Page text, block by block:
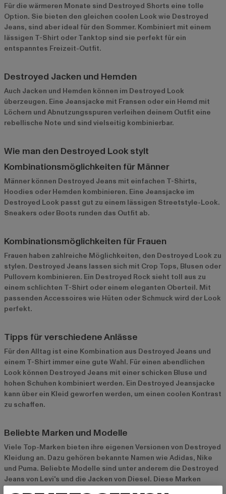
Für die wärmeren Monate sind Destroyed Shorts eine tolle
Option. Sie bieten den gleichen coolen Look wie Destroyed
Jeans, sind aber ideal für den Sommer. Kombiniert mit einem
lässigen T-Shirt oder Tanktop sind sie perfekt für ein
entspanntes Freizeit-Outfit.
Destroyed Jacken und Hemden
Auch Jacken und Hemden können im Destroyed Look
überzeugen. Eine Jeansjacke mit Fransen oder ein Hemd mit
Löchern und Abnutzungsspuren verleihen deinem Outfit eine
rebellische Note und sind vielseitig kombinierbar.
Wie man den Destroyed Look stylt
Kombinationsmöglichkeiten für Männer
Männer können Destroyed Jeans mit einfachen T-Shirts,
Hoodies oder Hemden kombinieren. Eine Jeansjacke im
Destroyed Look passt gut zu einem lässigen Streetstyle-Look.
Sneakers oder Boots runden das Outfit ab.
Kombinationsmöglichkeiten für Frauen
Frauen haben zahlreiche Möglichkeiten, den Destroyed Look zu
stylen. Destroyed Jeans lassen sich mit Crop Tops, Blusen oder
Pullovern kombinieren. Ein Destroyed Rock sieht toll aus zu
einem schlichten T-Shirt oder einem eleganten Oberteil. Mit
passenden Accessoires wie Hüten oder Schmuck wird der Look
perfekt.
Tipps für verschiedene Anlässe
Für den Alltag ist eine Kombination aus Destroyed Jeans und
einem T-Shirt immer eine gute Wahl. Für einen abendlichen
Look können Destroyed Jeans mit einer schicken Bluse und
hohen Schuhen kombiniert werden. Ein Destroyed Jeansjacke
kann über ein Kleid geworfen werden, um einen coolen Kontrast
zu schaffen.
Beliebte Marken und Modelle
Viele Top-Marken bieten ihre eigenen Versionen von Destroyed
Kleidung an. Dazu gehören bekannte Namen wie Adidas, Nike
und Puma. Beliebte Modelle sind unter anderem die Destroyed
Jeans von Levi's und die Jacken von Diesel. Diese Marken